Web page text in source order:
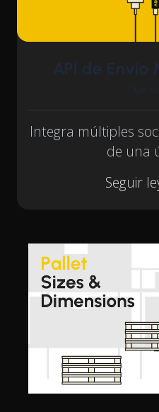
API de
Ülari
Integra múltiples
de una
Seguir